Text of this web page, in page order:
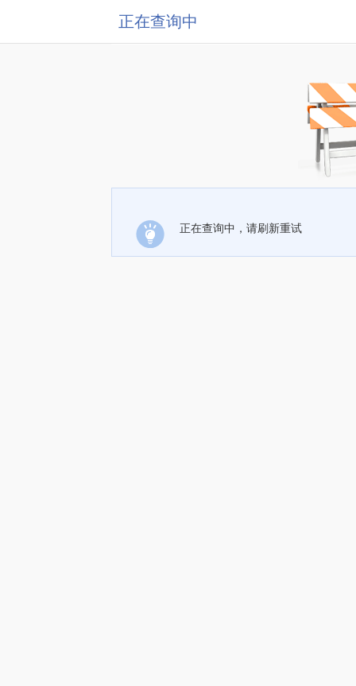
正在查询中
正在查询中，请刷新重试